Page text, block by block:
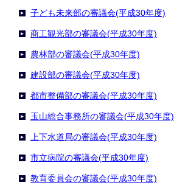
子ども未来部の審議会(平成30年度)
商工観光部の審議会(平成30年度)
農林部の審議会(平成30年度)
建設部の審議会(平成30年度)
都市整備部の審議会(平成30年度)
玉山総合事務所の審議会(平成30年度)
上下水道局の審議会(平成30年度)
市立病院の審議会(平成30年度)
教育委員会の審議会(平成30年度)